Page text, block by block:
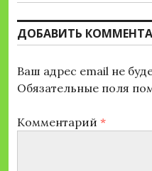
ДОБАВИТЬ
Ваш адрес email не
Обязательные поля
Комментарий *